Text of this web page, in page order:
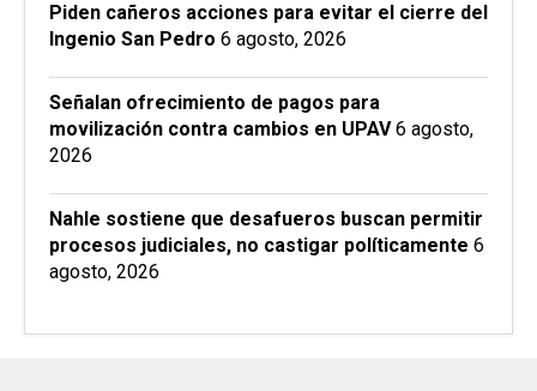
Piden cañeros acciones para evitar el cierre del
Ingenio San Pedro 6 agosto, 2026
Señalan ofrecimiento de pagos para
movilización contra cambios en UPAV 6 agosto,
2026
Nahle sostiene que desafueros buscan permitir
procesos judiciales, no castigar políticamente 6
agosto, 2026